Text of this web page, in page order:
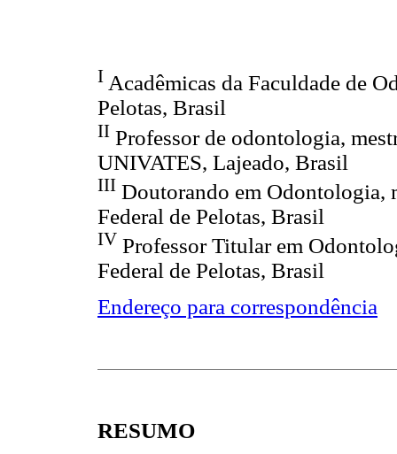
I Acadêmicas da Faculdade de
Pelotas, Brasil
II Professor de odontologia,
UNIVATES, Lajeado, Brasil
III Doutorando em Odontologia,
Federal de Pelotas, Brasil
IV Professor Titular em
Federal de Pelotas, Brasil
Endereço para correspondência
RESUMO